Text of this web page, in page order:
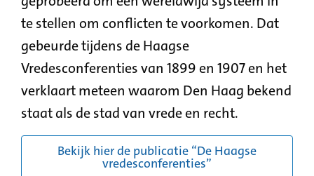
te stellen om conflicten te voorkomen. Dat
gebeurde tijdens de Haagse
Vredesconferenties van 1899 en 1907 en het
verklaart meteen waarom Den Haag bekend
staat als de stad van vrede en recht.
Bekijk hier de publicatie “De Haagse
vredesconferenties”